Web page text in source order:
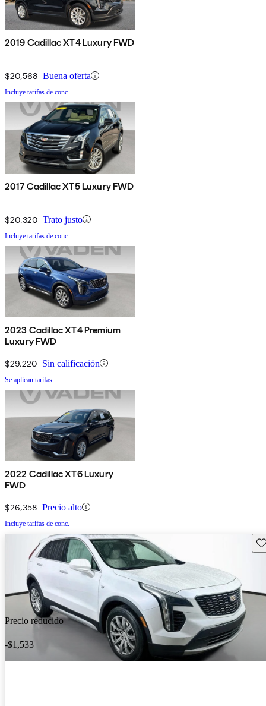
2019 Cadillac XT4 Luxury FWD
$20,568 Buena oferta
Incluye tarifas de conc.
2017 Cadillac XT5 Luxury FWD
$20,320 Trato justo
Incluye tarifas de conc.
2023 Cadillac XT4 Premium
Luxury FWD
$29,220 Sin calificación
Se aplican tarifas
2022 Cadillac XT6 Luxury
FWD
$26,358 Precio alto
Incluye tarifas de conc.
Precio reducido
-$1,533